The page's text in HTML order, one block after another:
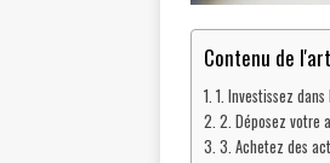
Contenu de
1. Investissez
2. Déposez votre
3. Achetez des